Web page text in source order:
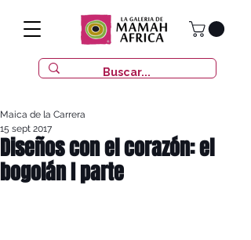
Diseños con el corazón: el
bogolán I parte
Maica de la Carrera
15 sept 2017